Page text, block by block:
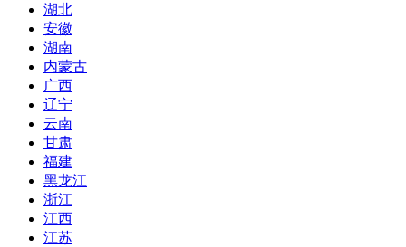
湖北
安徽
湖南
内蒙古
广西
辽宁
云南
甘肃
福建
黑龙江
浙江
江西
江苏